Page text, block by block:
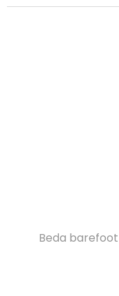
Beda